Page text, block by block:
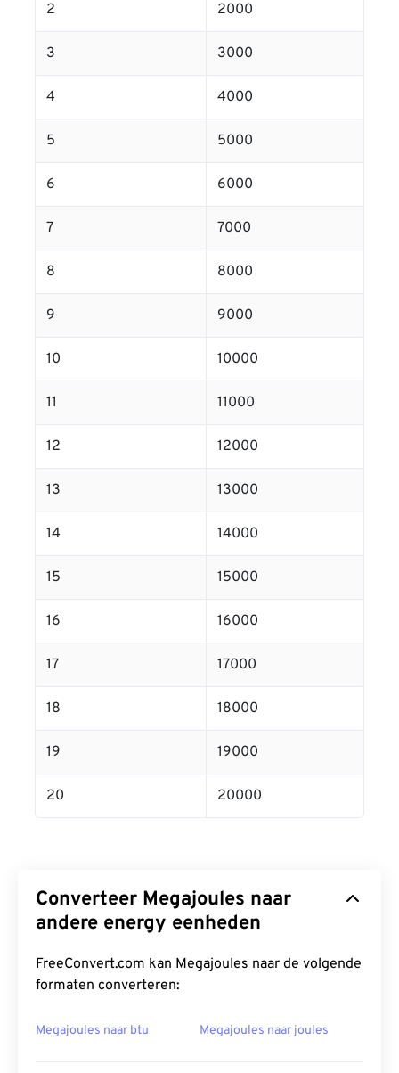
2 2000
3 3000
4 4000
5 5000
6 6000
7 7000
8 8000
9 9000
10 10000
11 11000
12 12000
13 13000
14 14000
15 15000
16 16000
17 17000
18 18000
19 19000
20 20000
Converteer Megajoules naar
andere energy eenheden
FreeConvert.com kan Megajoules naar de volgende
formaten converteren:
Megajoules naar btu Megajoules naar joules